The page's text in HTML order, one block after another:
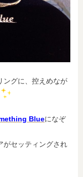
ングに、控えめなが
Blueになぞ
がセッティングされ